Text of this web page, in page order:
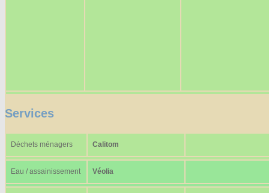
Services
Déchets ménagers Calitom
Eau / assainissement Véolia